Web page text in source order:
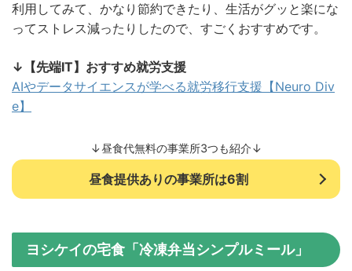
利用してみて、かなり節約できたり、生活がグッと楽にな
ってストレス減ったりしたので、すごくおすすめです。
↓【先端IT】おすすめ就労支援
AIやデータサイエンスが学べる就労移行支援【Neuro Div
e】
↓昼食代無料の事業所3つも紹介↓
昼食提供ありの事業所は6割
ヨシケイの宅食「冷凍弁当シンプルミール」